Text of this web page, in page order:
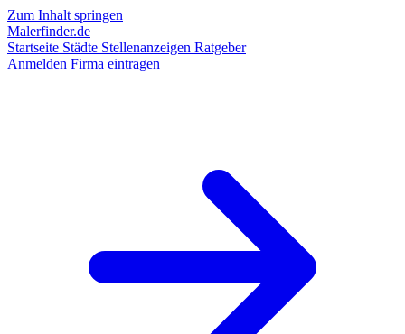
Zum Inhalt springen
Malerfinder.de
Startseite Städte Stellenanzeigen Ratgeber
Anmelden Firma eintragen